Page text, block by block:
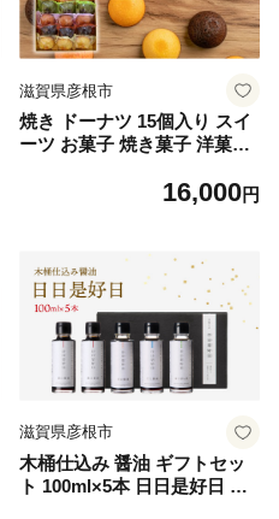
滋賀県彦根市
焼き ドーナツ 15個入り スイ
ーツ お菓子 焼き菓子 洋菓子
ーなつ ひこね日和 彦根日和
物 ギフト 贈答 滋賀 彦根
16,000円
滋賀県彦根市
木桶仕込み 醤油 ギフトセッ
ト 100ml×5本 日日是好日 濃